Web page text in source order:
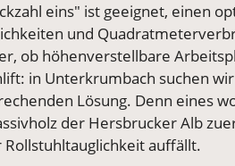
eins" ist geeignet, einen
und
ob höhenverstellbare
in Unterkrumbach suchen
Lösung. Denn eines
der Hersbrucker Alb
auffällt.